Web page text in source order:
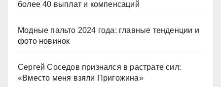
более 40 выплат и компенсаций
Модные пальто 2024 года: главные тенденции и
фото новинок
Сергей Соседов признался в растрате сил:
«Вместо меня взяли Пригожина»